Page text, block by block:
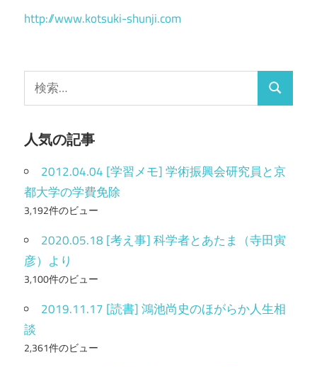
http://www.kotsuki-shunji.com
検
索
検
人気の記事
2012.04.04 [学習メモ] 学術振興会研究員と京
都大学の学費免除
3,192件のビュー
2020.05.18 [考え事] 科学者とあたま（寺田寅
彦）より
3,100件のビュー
2019.11.17 [読書] 鴻池尚史のほがらか人生相
談
2,361件のビュー